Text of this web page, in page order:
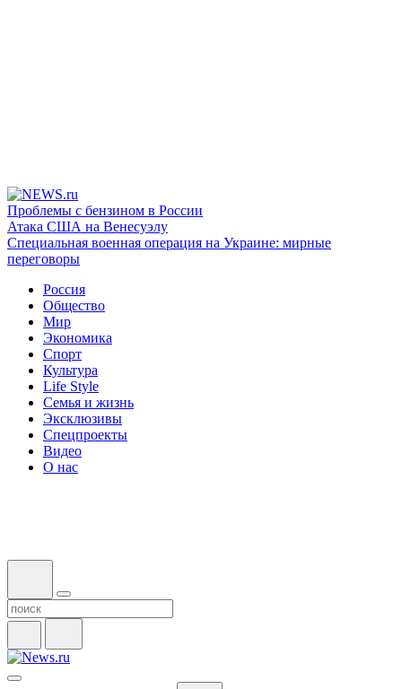
Проблемы с бензином в России
Атака США на Венесуэлу
Специальная военная операция на Украине: мирные
переговоры
Россия
Общество
Мир
Экономика
Спорт
Культура
Life Style
Семья и жизнь
Эксклюзивы
Спецпроекты
Видео
О нас